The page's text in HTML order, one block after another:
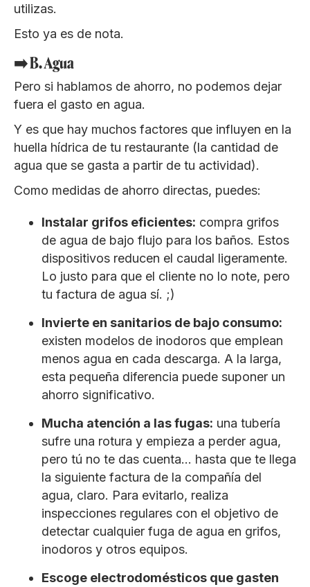
utilizas.
Esto ya es de nota.
➡️ B. Agua
Pero si hablamos de ahorro, no podemos dejar
fuera el gasto en agua.
Y es que hay muchos factores que influyen en la
huella hídrica de tu restaurante (la cantidad de
agua que se gasta a partir de tu actividad).
Como medidas de ahorro directas, puedes:
Instalar grifos eficientes: compra grifos
de agua de bajo flujo para los baños. Estos
dispositivos reducen el caudal ligeramente.
Lo justo para que el cliente no lo note, pero
tu factura de agua sí. ;)
Invierte en sanitarios de bajo consumo:
existen modelos de inodoros que emplean
menos agua en cada descarga. A la larga,
esta pequeña diferencia puede suponer un
ahorro significativo.
Mucha atención a las fugas: una tubería
sufre una rotura y empieza a perder agua,
pero tú no te das cuenta… hasta que te llega
la siguiente factura de la compañía del
agua, claro. Para evitarlo, realiza
inspecciones regulares con el objetivo de
detectar cualquier fuga de agua en grifos,
inodoros y otros equipos.
Escoge electrodomésticos que gasten